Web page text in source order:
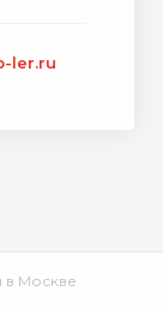
ler.ru
в Москве